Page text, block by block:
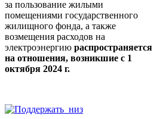
за пользование жилыми
помещениями государственного
жилищного фонда, а также
возмещения расходов на
электроэнергию распространяется
на отношения, возникшие с 1
октября 2024 г.